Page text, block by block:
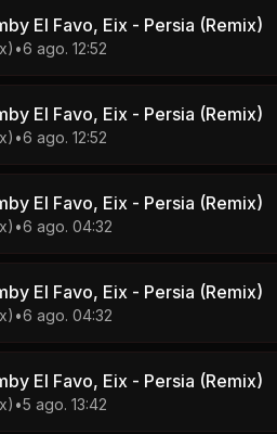
El Favo, Eix - Persia (Remix)
•6 ago. 12:52
El Favo, Eix - Persia (Remix)
•6 ago. 12:52
El Favo, Eix - Persia (Remix)
•6 ago. 04:32
El Favo, Eix - Persia (Remix)
•6 ago. 04:32
El Favo, Eix - Persia (Remix)
•5 ago. 13:42